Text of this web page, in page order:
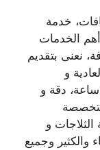
خدمة
الخدمات
نعنى بتقديم
و
الأتوماتيكية، نوفر خدماتنا على مدار 24 ساعة، دقة و
و
والكثير وجميع